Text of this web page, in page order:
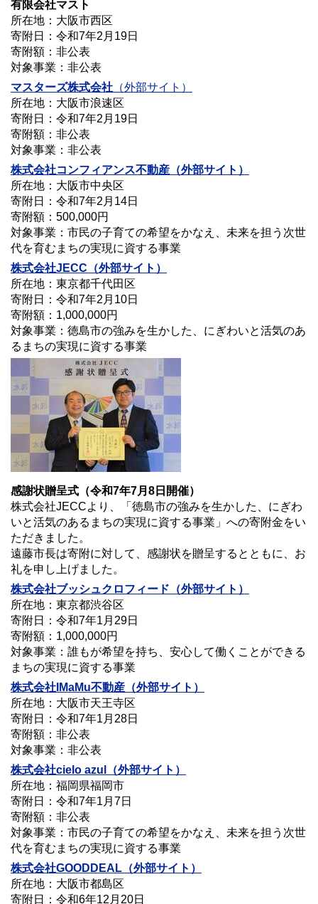
有限会社マスト
所在地：大阪市西区
寄附日：令和7年2月19日
寄附額：非公表
対象事業：非公表
マスターズ株式会社 （外部サイト）
所在地：大阪市浪速区
寄附日：令和7年2月19日
寄附額：非公表
対象事業：非公表
株式会社コンフィアンス不動産 （外部サイト）
所在地：大阪市中央区
寄附日：令和7年2月14日
寄附額：500,000円
対象事業：市民の子育ての希望をかなえ、未来を担う次世
代を育むまちの実現に資する事業
株式会社JECC （外部サイト）
所在地：東京都千代田区
寄附日：令和7年2月10日
寄附額：1,000,000円
対象事業：徳島市の強みを生かした、にぎわいと活気のあ
るまちの実現に資する事業
感謝状贈呈式（令和7年7月8日開催）
株式会社JECCより、「徳島市の強みを生かした、にぎわ
いと活気のあるまちの実現に資する事業」への寄附金をい
ただきました。
遠藤市長は寄附に対して、感謝状を贈呈するとともに、お
礼を申し上げました。
株式会社ブッシュクロフィード （外部サイト）
所在地：東京都渋谷区
寄附日：令和7年1月29日
寄附額：1,000,000円
対象事業：誰もが希望を持ち、安心して働くことができる
まちの実現に資する事業
株式会社 IMaMu不動産 （外部サイト）
所在地：大阪市天王寺区
寄附日：令和7年1月28日
寄附額：非公表
対象事業：非公表
株式会社cielo azul
（外部サイト）
所在地：福岡県福岡市
寄附日：令和7年1月7日
寄附額：非公表
対象事業：市民の子育ての希望をかなえ、未来を担う次世
代を育むまちの実現に資する事業
株式会社GOODDEAL （外部サイト）
所在地：大阪市都島区
寄附日：令和6年12月20日